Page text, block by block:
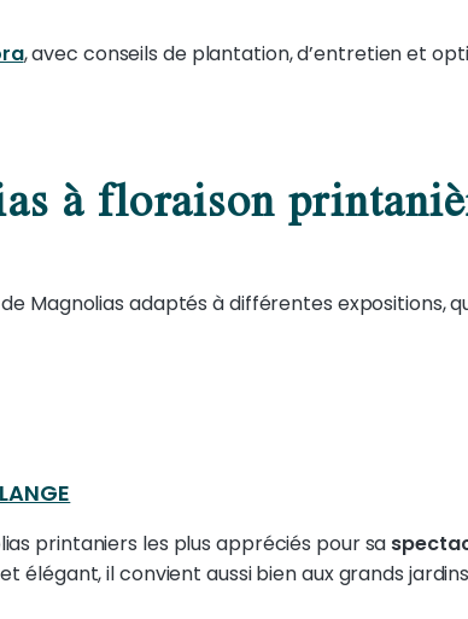
, avec conseils de plantation, d’entretien et
à floraison
Magnolias adaptés à différentes expositions,
printaniers les plus appréciés pour sa
élégant, il convient aussi bien aux grands